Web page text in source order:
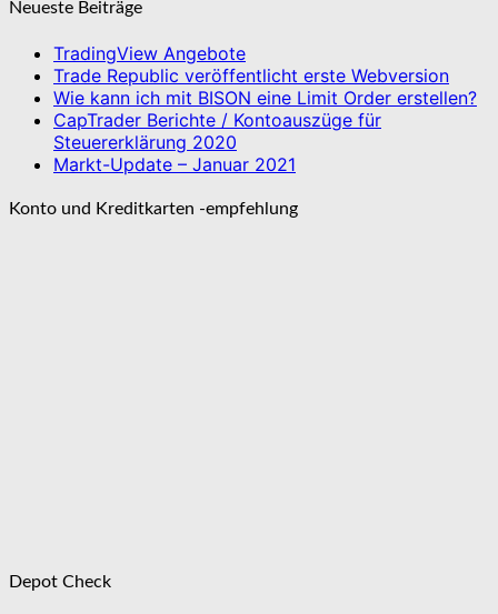
Neueste Beiträge
TradingView Angebote
Trade Republic veröffentlicht erste Webversion
Wie kann ich mit BISON eine Limit Order erstellen?
CapTrader Berichte / Kontoauszüge für
Steuererklärung 2020
Markt-Update – Januar 2021
Konto und Kreditkarten -empfehlung
Depot Check